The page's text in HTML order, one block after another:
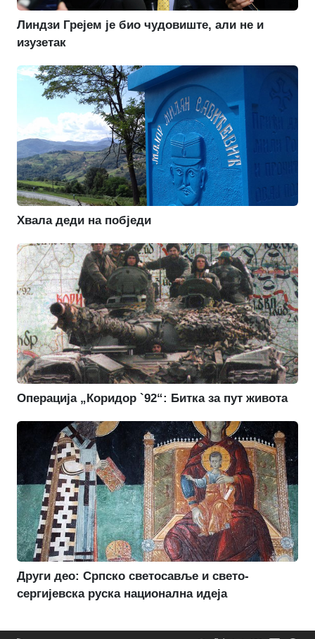
Линдзи Грејем је био чудовиште, али не и
изузетак
Хвала деди на побједи
Операција „Коридор `92“: Битка за пут живота
Други део: Српско светосавље и свето-
сергијевска руска национална идеја